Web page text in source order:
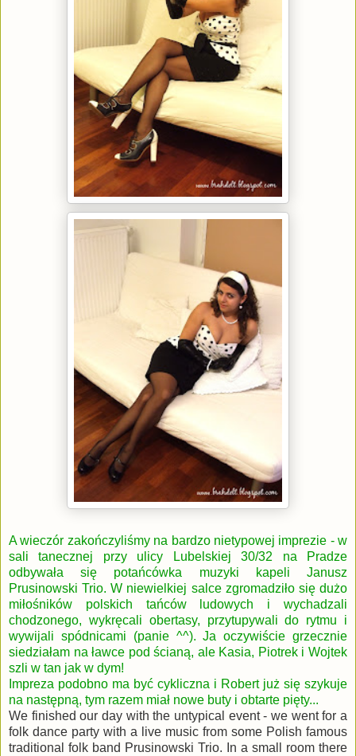
A wieczór zakończyliśmy na bardzo nietypowej imprezie - w
sali tanecznej przy ulicy Lubelskiej 30/32 na Pradze
odbywała się potańcówka muzyki kapeli Janusz
Prusinowski Trio. W niewielkiej salce zgromadziło się dużo
miłośników polskich tańców ludowych i wychadzali
chodzonego, wykręcali obertasy, przytupywali do rytmu i
wywijali spódnicami (panie ^^). Ja oczywiście grzecznie
siedziałam na ławce pod ścianą, ale Kasia, Piotrek i Wojtek
szli w tan jak w dym!
Impreza podobno ma być cykliczna i Robert już się szykuje
na następną, tym razem miał nowe buty i obtarte pięty...
We finished our day with the untypical event - we went for a
folk dance party with a live music from some Polish famous
traditional folk band Prusinowski Trio. In a small room there